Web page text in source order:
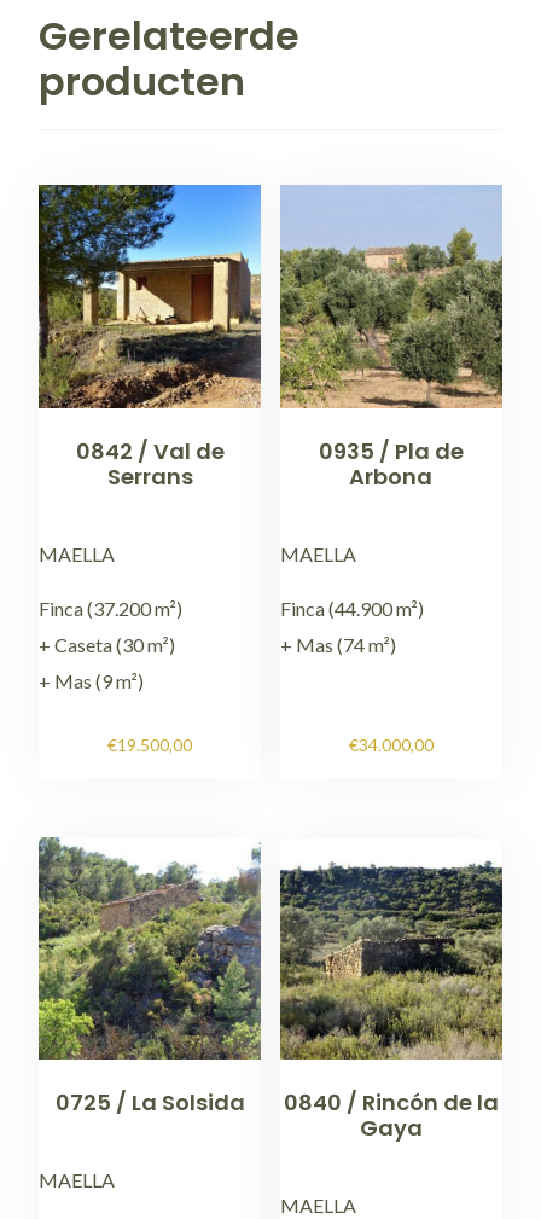
Gerelateerde
producten
0842 / Val de
Serrans
MAELLA
Finca (37.200 m²)
+ Caseta (30 m²)
+ Mas (9 m²)
€19.500,00
0935 / Pla de
Arbona
MAELLA
Finca (44.900 m²)
+ Mas (74 m²)
€34.000,00
0725 / La Solsida
MAELLA
0840 / Rincón de la
Gaya
MAELLA